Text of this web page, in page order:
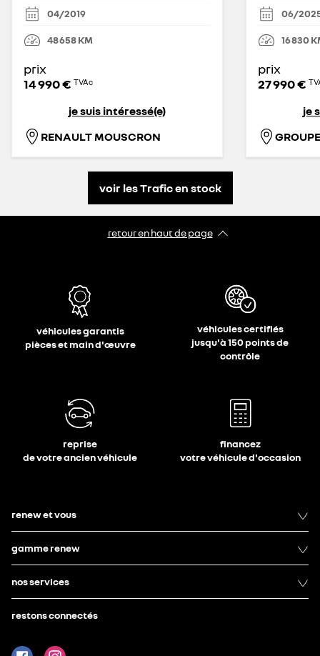
04/2019
48 658KM
prix
14 990 € TVAc
je suis intéressé(e)
RENAULT MOUSCRON
06/
16 830
prix
27 990 €
je
voir les Trafic en stock
retour en haut de page​
véhicules garantis
pièces et main d'œuvre
véhicules certifiés
jusqu'à 150 points de
contrôle
reprise
de votre ancien véhicule
financez
votre véhicule d'occasion
renew et vous
gamme renew
nos services
restons connectés